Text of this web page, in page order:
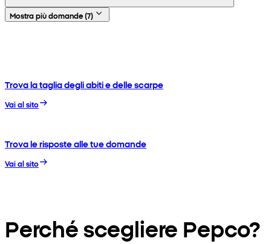
Mostra più domande(7)
Trova la taglia degli abiti e delle scarpe
Vai al sito
Trova le risposte alle tue domande
Vai al sito
Perché scegliere Pepco?